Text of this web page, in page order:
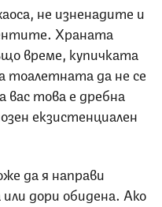
не изненадите и
Храната
време, купичката
тоалетната да не се
вас това е дребна
екзистенциален
да я направи
дори обидена. Ако